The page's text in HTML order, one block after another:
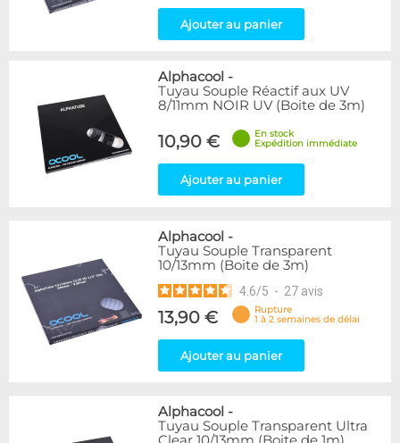
Ajouter au panier
Alphacool -
Tuyau Souple Réactif aux UV
8/11mm NOIR UV (Boite de 3m)
10,90 €
En stock
Expédition immédiate
Ajouter au panier
Alphacool -
Tuyau Souple Transparent
10/13mm (Boite de 3m)
4.6/5 - 27 avis
13,90 €
Rupture
1 à 2 semaines de délai
Ajouter au panier
Alphacool -
Tuyau Souple Transparent Ultra